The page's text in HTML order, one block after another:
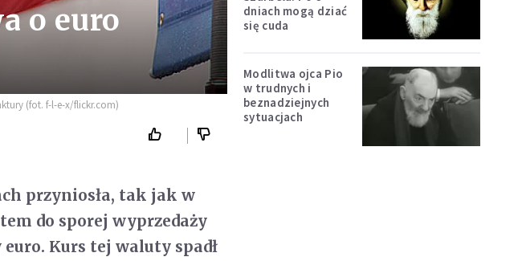
o euro
(fot. f-l-e-x/flickr.com)
przyniosła, tak jak w
do sporej wyprzedaży
Kurs tej waluty spadł
dniach mogą dziać
się cuda
Modlitwa ojca Pio
w trudnych i
beznadziejnych
sytuacjach